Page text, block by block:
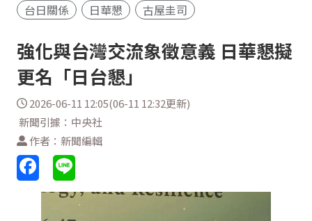
台日關係
日華懇 古屋圭司
強化與台灣交流象徵意義 日華懇擬
更名「日台懇」
2026-06-11 12:05(06-11 12:32更新)
新聞引據：中央社
作者：新聞編輯